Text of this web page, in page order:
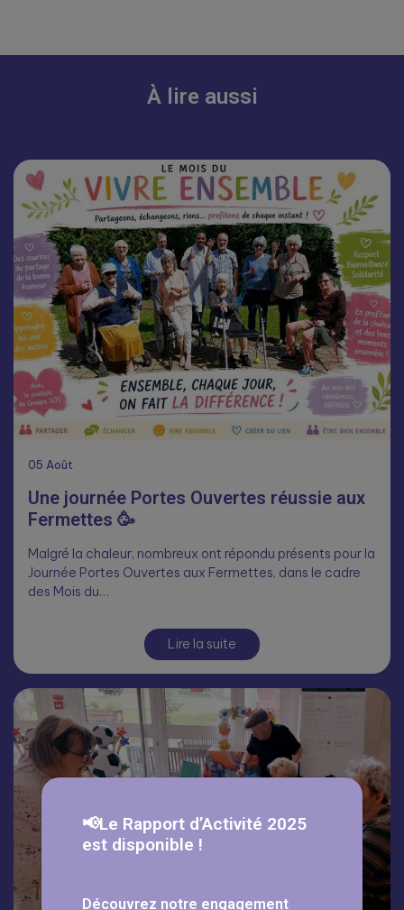
À lire aussi
05 Août
Une journée Portes Ouvertes réussie aux
Fermettes 🥳
Malgré la chaleur, nombreux ont répondu présents pour la
Journée Portes Ouvertes aux Fermettes, dans le cadre
des Mois du…
Lire la suite
📢Le Rapport d’Activité 2025
est disponible !
Découvrez notre engagement